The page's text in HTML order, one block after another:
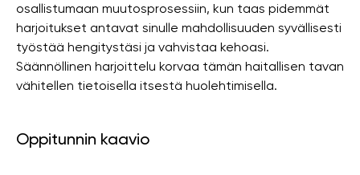
osallistumaan muutosprosessiin, kun taas pidemmät
harjoitukset antavat sinulle mahdollisuuden syvällisesti
työstää hengitystäsi ja vahvistaa kehoasi.
Säännöllinen harjoittelu korvaa tämän haitallisen tavan
vähitellen tietoisella itsestä huolehtimisella.
Oppitunnin kaavio